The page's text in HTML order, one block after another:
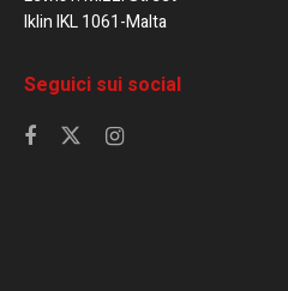
Iklin IKL 1061-Malta
Seguici sui social